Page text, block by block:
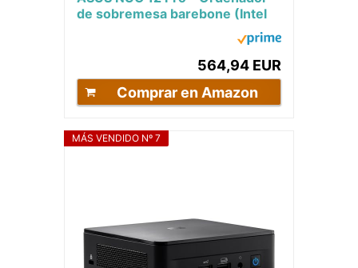
de sobremesa barebone (Intel
564,94 EUR
Comprar en Amazon
MÁS VENDIDO Nº 7